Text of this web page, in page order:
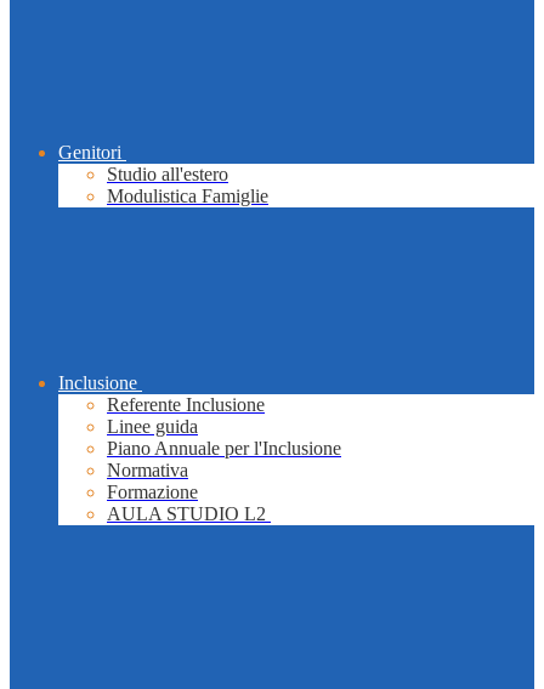
Genitori
Studio all'estero
Modulistica Famiglie
Inclusione
Referente Inclusione
Linee guida
Piano Annuale per l'Inclusione
Normativa
Formazione
AULA STUDIO L2